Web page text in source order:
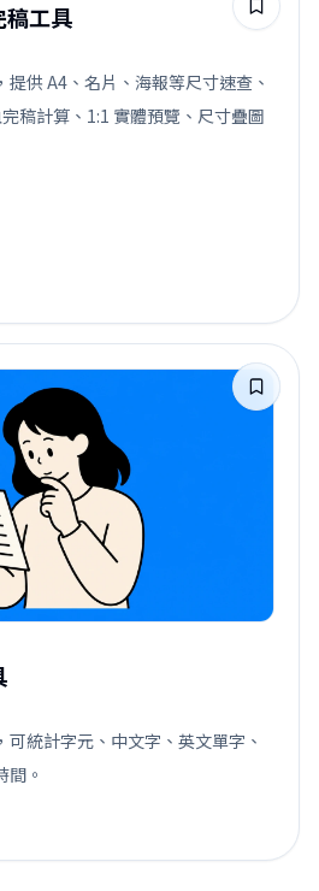
稿工具
供 A4、名片、海報等尺寸速查、
稿計算、1:1 實體預覽、尺寸疊圖
統計字元、中文字、英文單字、
間。